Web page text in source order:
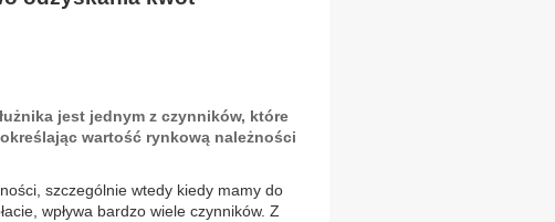
jest jednym z czynników, które
wartość rynkową należności
szczególnie wtedy kiedy mamy do
wpływa bardzo wiele czynników. Z